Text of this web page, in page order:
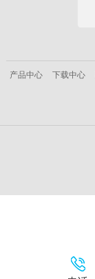
产品中心 下载中心